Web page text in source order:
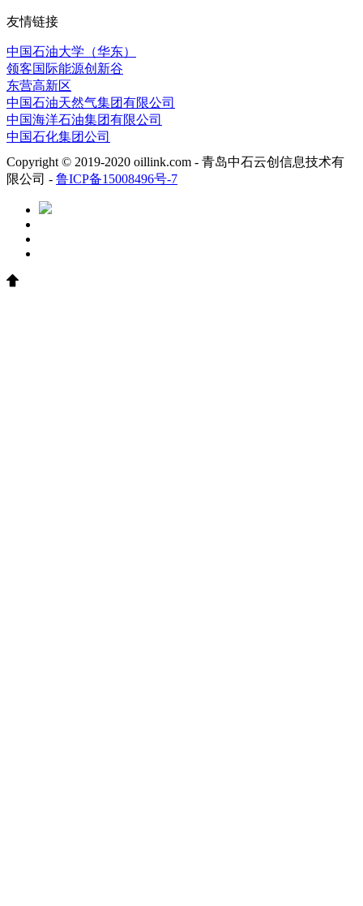
友情链接
中国石油大学（华东）
领客国际能源创新谷
东营高新区
中国石油天然气集团有限公司
中国海洋石油集团有限公司
中国石化集团公司
Copyright © 2019-2020 oillink.com - 青岛中石云创信息技术有
限公司 - 鲁ICP备15008496号-7